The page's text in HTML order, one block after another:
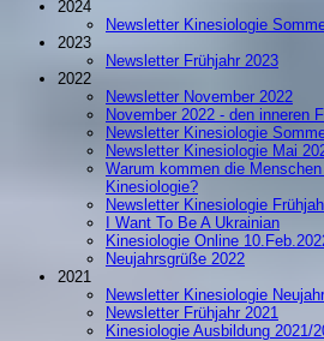
2024
Newsletter Kinesiologie
2023
Newsletter Frühjahr 2023
2022
Newsletter November 2022
November 2022 - den inneren
Newsletter Kinesiologie
Newsletter Kinesiologie Mai
Warum kommen die
Kinesiologie?
Newsletter Kinesiologie
I Want To Be A Ukrainian
Kinesiologie Online
Neujahrsgrüße 2022
2021
Newsletter Kinesiologie
Newsletter Frühjahr 2021
Kinesiologie Ausbildung 2021/